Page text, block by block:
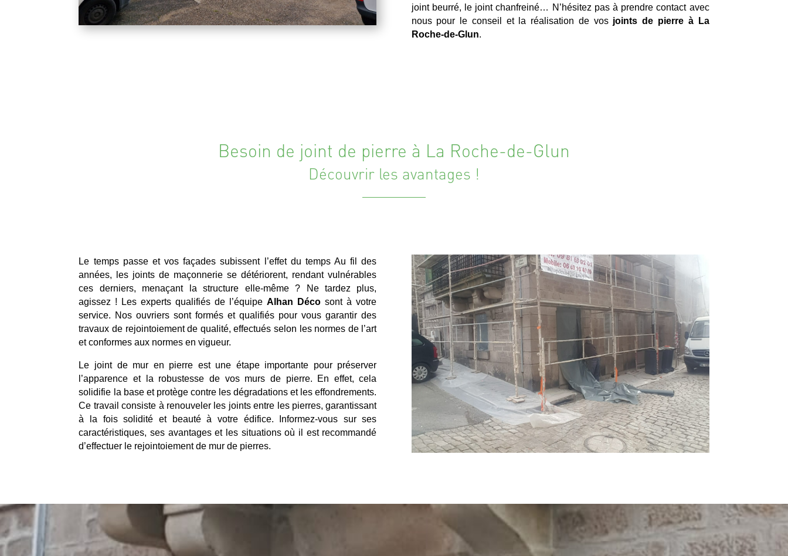
joint beurré, le joint chanfreiné… N’hésitez pas à prendre contact avec
nous pour le conseil et la réalisation de vos joints de pierre à La
Roche-de-Glun.
Besoin de joint de pierre à La Roche-de-Glun
Découvrir les avantages !
Le temps passe et vos façades subissent l’effet du temps Au fil des
années, les joints de maçonnerie se détériorent, rendant vulnérables
ces derniers, menaçant la structure elle-même ? Ne tardez plus,
agissez ! Les experts qualifiés de l’équipeAlhan Déco sont à votre
service. Nos ouvriers sont formés et qualifiés pour vous garantir des
travaux de rejointoiement de qualité, effectués selon les normes de l’art
et conformes aux normes en vigueur.
Le joint de mur en pierre est une étape importante pour préserver
l’apparence et la robustesse de vos murs de pierre. En effet, cela
solidifie la base et protège contre les dégradations et les effondrements.
Ce travail consiste à renouveler les joints entre les pierres, garantissant
à la fois solidité et beauté à votre édifice. Informez-vous sur ses
caractéristiques, ses avantages et les situations où il est recommandé
d’effectuer le rejointoiement de mur de pierres.